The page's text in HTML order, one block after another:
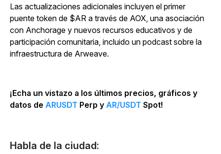
Las actualizaciones adicionales incluyen el primer
puente token de $AR a través de AOX, una asociación
con Anchorage y nuevos recursos educativos y de
participación comunitaria, incluido un podcast sobre la
infraestructura de Arweave.
¡Echa un vistazo a los últimos precios, gráficos y
datos de ARUSDT Perp y AR/USDT Spot!
Habla de la ciudad: